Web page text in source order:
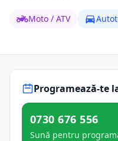
Moto / ATV
Programează-te
0730 676 556
Sună pentru